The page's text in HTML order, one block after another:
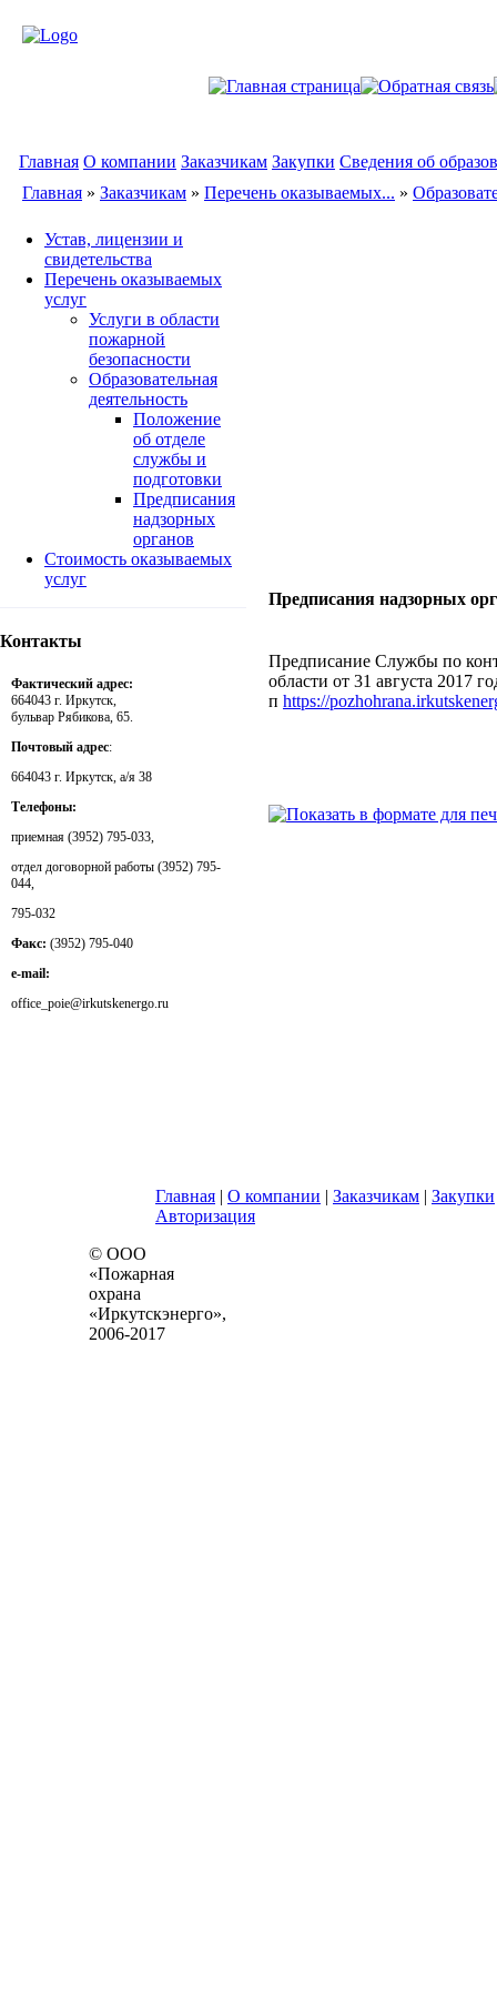
Главная О компании Заказчикам Закупки Сведения об
Главная » Заказчикам » Перечень оказываемых... »
Устав, лицензии и
свидетельства
Перечень оказываемых
услуг
Услуги в области
пожарной
безопасности
Образовательная
деятельность
Положение
об отделе
службы и
подготовки
Предписания
надзорных
органов
Стоимость оказываемых
услуг
Контакты
Фактический адрес:
664043 г. Иркутск,
бульвар Рябикова, 65.
Почтовый адрес:
664043 г. Иркутск, а/я 38
Телефоны:
приемная (3952) 795-033,
отдел договорной работы (3952) 795-
044,
795-032
Факс: (3952) 795-040
e-mail:
office_poie@irkutskenergo.ru
Предписания надзорных
Предписание Службы по
области от 31 августа 2017
п https://
Главная | О компании | Заказчикам | Закупки
Авторизация
© ООО
«Пожарная
охрана
«Иркутскэнерго»,
2006-2017